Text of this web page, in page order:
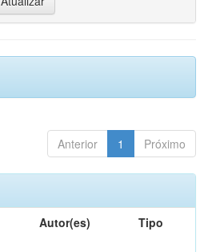
Anterior 1 Próximo
Autor(es) Tipo